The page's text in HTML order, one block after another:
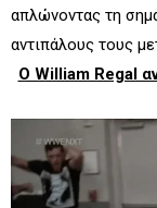
απλώνοντας τη
αντιπάλους τους
Ο William Regal